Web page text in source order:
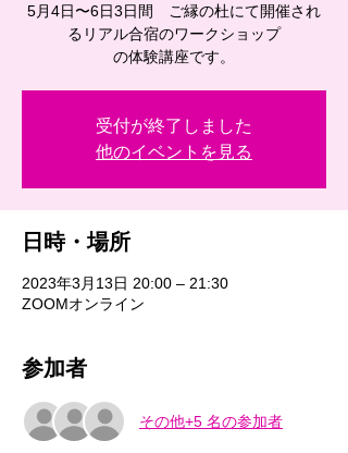
5月4日〜6日3日間 ご縁の杜にて開催され
るリアル合宿のワークショップ
受付が終了しました
他のイベントを見る
日時・場所
2023年3月13日 20:00 – 21:30
ZOOMオンライン
参加者
その他+5 名の参加者